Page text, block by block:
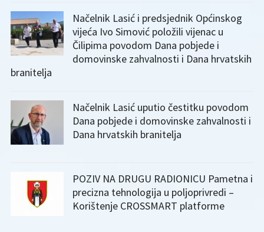
Načelnik Lasić i predsjednik Općinskog
vijeća Ivo Simović položili vijenac u
Čilipima povodom Dana pobjede i
domovinske zahvalnosti i Dana hrvatskih
branitelja
Načelnik Lasić uputio čestitku povodom
Dana pobjede i domovinske zahvalnosti i
Dana hrvatskih branitelja
POZIV NA DRUGU RADIONICU Pametna i
precizna tehnologija u poljoprivredi –
Korištenje CROSSMART platforme